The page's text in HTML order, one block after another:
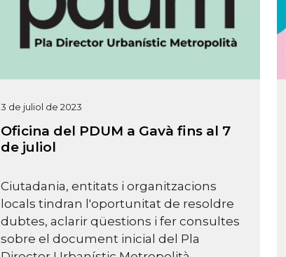
3 de juliol de 2023
Oficina del PDUM a Gavà fins al 7
de juliol
Ciutadania, entitats i organitzacions
locals tindran l'oportunitat de resoldre
dubtes, aclarir qüestions i fer consultes
sobre el document inicial del Pla